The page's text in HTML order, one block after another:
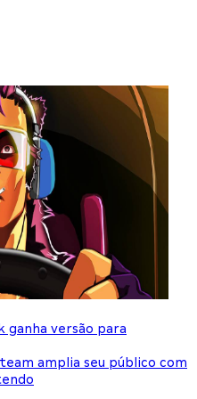
ganha versão para
amplia seu público com